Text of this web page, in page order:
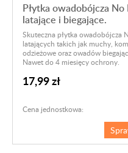
Płytka owadobójcza
latające i biegające.
Skuteczna płytka owadobójcza
latających takich jak muchy,
odzieżowe oraz owadów
Nawet do 4 miesięcy ochrony.
17,99 zł
Cena jednostkowa: